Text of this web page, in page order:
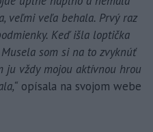
veľmi veľa behala. Prvý raz
Keď išla loptička
som si na to zvyknúť
ju vždy mojou aktívnou hrou
opísala na svojom webe